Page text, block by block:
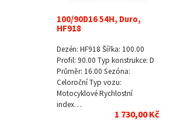
100/90D16 54H, Duro,
HF918
Dezén: HF918 Šířka: 100.00
Profil: 90.00 Typ konstrukce: D
Průměr: 16.00 Sezóna:
Celoroční Typ vozu:
Motocyklové Rychlostní
index…
1 730,00 Kč